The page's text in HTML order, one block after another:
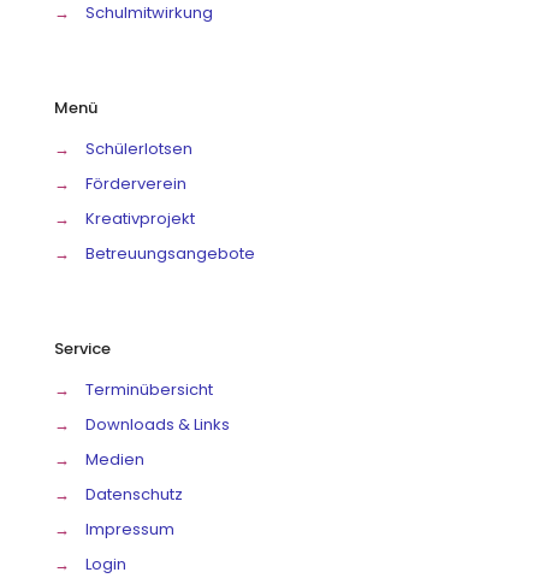
→
Schulmitwirkung
Menü
→
Schülerlotsen
→
Förderverein
→
Kreativprojekt
→
Betreuungsangebote
Service
→
Terminübersicht
→
Downloads & Links
→
Medien
→
Datenschutz
→
Impressum
→
Login